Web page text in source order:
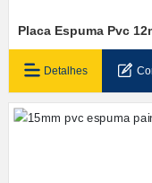
Placa Espuma Pvc
Detalhes